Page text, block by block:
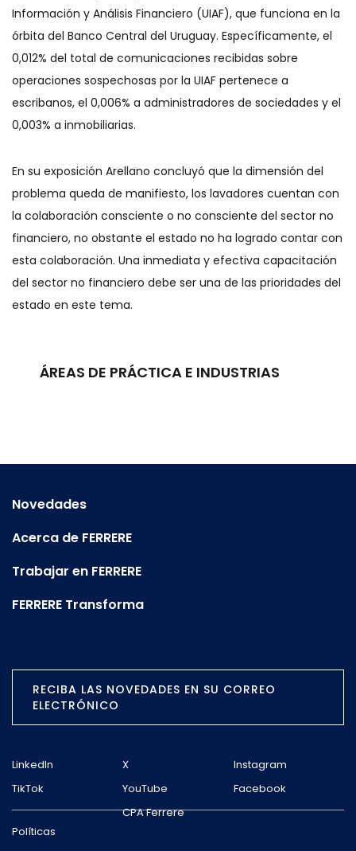
Información y Análisis Financiero (UIAF), que funciona en la
órbita del Banco Central del Uruguay. Específicamente, el
0,012% del total de comunicaciones recibidas sobre
operaciones sospechosas por la UIAF pertenece a
escribanos, el 0,006% a administradores de sociedades y el
0,003% a inmobiliarias.
En su exposición Arellano concluyó que la dimensión del
problema queda de manifiesto, los lavadores cuentan con
la colaboración consciente o no consciente del sector no
financiero, no obstante el estado no ha logrado contar con
esta colaboración. Una inmediata y efectiva capacitación
del sector no financiero debe ser una de las prioridades del
estado en este tema.
ÁREAS DE PRÁCTICA E INDUSTRIAS
Novedades
Acerca de FERRERE
Trabajar en FERRERE
FERRERE Transforma
RECIBA LAS NOVEDADES EN SU CORREO
ELECTRÓNICO
LinkedIn X
Instagram
TikTok
YouTube Facebook
Políticas
CPA Ferrere